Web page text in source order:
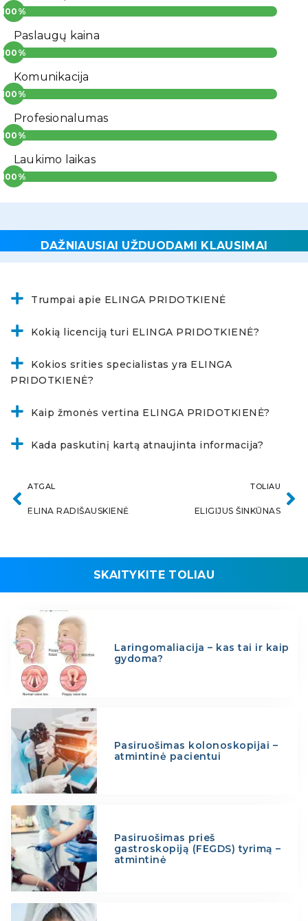
Paslaugų kaina
Komunikacija
Profesionalumas
Laukimo laikas
DAŽNIAUSIAI UŽDUODAMI KLAUSIMAI
Trumpai apie ELINGA PRIDOTKIENĖ
Kokią licenciją turi ELINGA PRIDOTKIENĖ?
Kokios srities specialistas yra ELINGA
PRIDOTKIENĖ?
Kaip žmonės vertina ELINGA PRIDOTKIENĖ?
Kada paskutinį kartą atnaujinta informacija?
ATGAL
ELINA RADIŠAUSKIENĖ
TOLIAU
ELIGIJUS ŠINKŪNAS
SKAITYKITE TOLIAU
Laringomaliacija – kas tai ir kaip
gydoma?
Pasiruošimas kolonoskopijai –
atmintinė pacientui
Pasiruošimas prieš
gastroskopiją (FEGDS) tyrimą –
atmintinė